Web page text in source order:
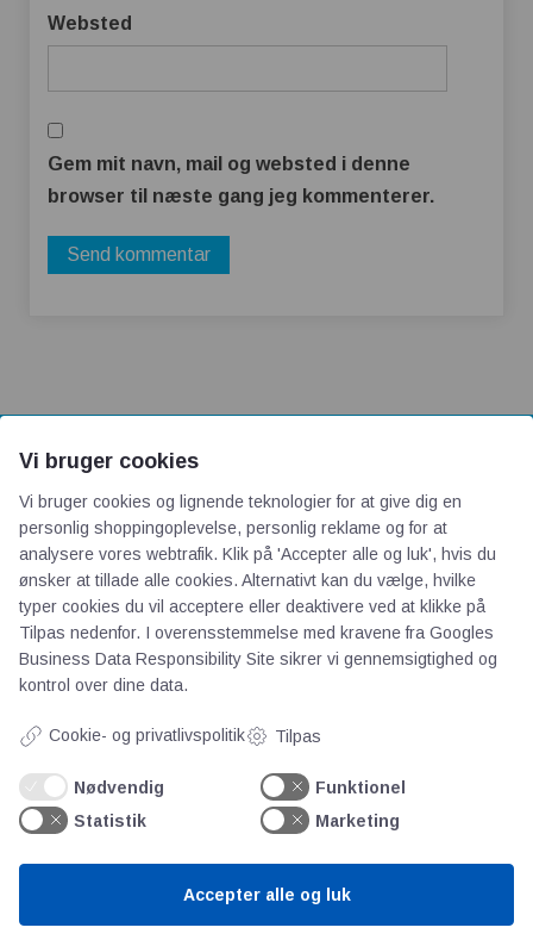
Websted
Gem mit navn, mail og websted i denne
browser til næste gang jeg kommenterer.
AOT
Om os
Priser
Kontakt
Persondata
Videncentre
Teknologisk Institut
Bitva
Videncentre
Forkortelser
Vi bruger cookies
Vi bruger cookies og lignende teknologier for at give dig en
personlig shoppingoplevelse, personlig reklame og for at
analysere vores webtrafik. Klik på 'Accepter alle og luk', hvis du
ønsker at tillade alle cookies. Alternativt kan du vælge, hvilke
typer cookies du vil acceptere eller deaktivere ved at klikke på
Tilpas nedenfor. I overensstemmelse med kravene fra Googles
Business Data Responsibility Site sikrer vi gennemsigtighed og
kontrol over dine data.
Cookie- og privatlivspolitik Tilpas
Nødvendig
Funktionel
Statistik
Marketing
Accepter alle og luk